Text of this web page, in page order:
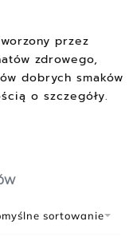
przez
zdrowego,
dobrych smaków
o szczegóły.
sortowanie